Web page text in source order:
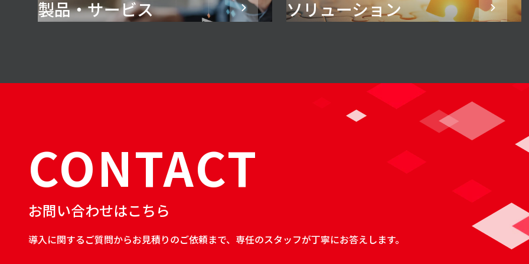
製品・サービス ソリューション
CONTACT
お問い合わせはこちら
導入に関するご質問からお見積りのご依頼まで、専任のスタッフが丁寧にお答えします。